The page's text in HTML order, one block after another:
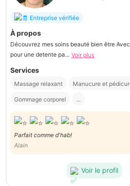
Entreprise vérifiée
À propos
Découvrez mes soins beauté bien être
pour une detente pa... Voir plus
Services
Massage relaxant Manucure et
Gommage corporel ...
Parfait comme d'hab!
Alain
Voir le profil